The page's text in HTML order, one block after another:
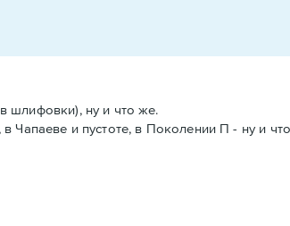
шлифовки), ну и что же.
и пустоте, в Поколении П - ну и